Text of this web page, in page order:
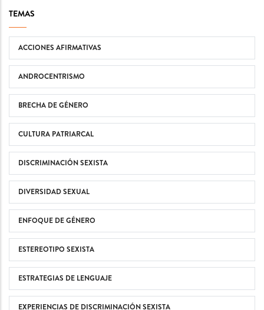
TEMAS
ACCIONES AFIRMATIVAS
ANDROCENTRISMO
BRECHA DE GÉNERO
CULTURA PATRIARCAL
DISCRIMINACIÓN SEXISTA
DIVERSIDAD SEXUAL
ENFOQUE DE GÉNERO
ESTEREOTIPO SEXISTA
ESTRATEGIAS DE LENGUAJE
EXPERIENCIAS DE DISCRIMINACIÓN SEXISTA